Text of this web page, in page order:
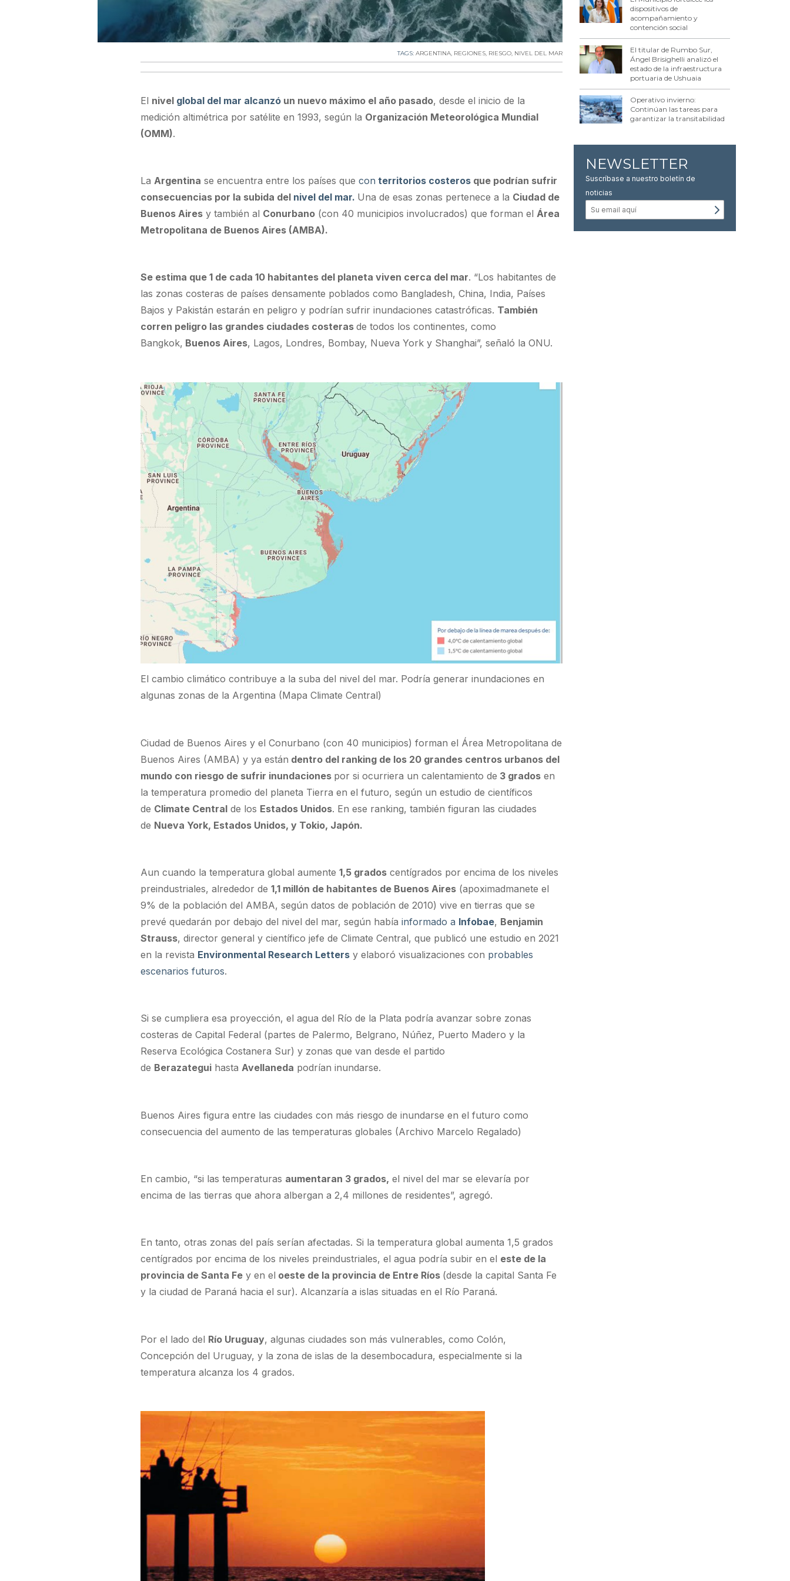
TAGS:ARGENTINA, REGIONES, RIESGO, NIVEL DEL MAR
El nivel global del mar alcanzó un nuevo máximo el año pasado, desde el inicio de la
medición altimétrica por satélite en 1993, según la Organización Meteorológica Mundial
(OMM).
LaArgentina se encuentra entre los países quecon territorios costeros que podrían sufrir
consecuencias por la subida del nivel del mar. Una de esas zonas pertenece a la Ciudad de
Buenos Aires y también al Conurbano (con 40 municipios involucrados) que forman elÁrea
Metropolitana de Buenos Aires (AMBA).
Se estima que 1 de cada 10 habitantes del planeta viven cerca del mar. “Los habitantes de
las zonas costeras de países densamente poblados como Bangladesh, China, India, Países
Bajos y Pakistán estarán en peligro y podrían sufrir inundaciones catastróficas. También
corren peligro las grandes ciudades costerasde todos los continentes, como
Bangkok, Buenos Aires, Lagos, Londres, Bombay, Nueva York y Shanghai”, señaló la ONU.
El cambio climático contribuye a la suba del nivel del mar. Podría generar inundaciones en
algunas zonas de la Argentina (Mapa Climate Central)
Ciudad de Buenos Aires y el Conurbano (con 40 municipios) forman el Área Metropolitana de
Buenos Aires (AMBA) y ya están dentro del ranking de los 20 grandes centros urbanos del
mundo con riesgo de sufrir inundaciones por si ocurriera un calentamiento de 3 grados en
la temperatura promedio del planeta Tierra en el futuro, según un estudio de científicos
de Climate Central de los Estados Unidos. En ese ranking, también figuran las ciudades
de Nueva York, Estados Unidos, y Tokio, Japón.
Aun cuando la temperatura global aumente1,5 grados centígrados por encima de los niveles
preindustriales, alrededor de1,1 millón de habitantes de Buenos Aires (apoximadmanete el
9% de la población del AMBA, según datos de población de 2010) vive en tierras que se
prevé quedarán por debajo del nivel del mar, según habíainformado a Infobae, Benjamin
Strauss, director general y científico jefe de Climate Central, que publicó une estudio en 2021
en la revista Environmental Research Letters y elaboró visualizaciones con probables
escenarios futuros.
Si se cumpliera esa proyección, el agua del Río de la Plata podría avanzar sobre zonas
costeras de Capital Federal (partes de Palermo, Belgrano, Núñez, Puerto Madero y la
Reserva Ecológica Costanera Sur) y zonas que van desde el partido
de Berazategui hastaAvellaneda podrían inundarse.
Buenos Aires figura entre las ciudades con más riesgo de inundarse en el futuro como
consecuencia del aumento de las temperaturas globales (Archivo Marcelo Regalado)
En cambio, “si las temperaturas aumentaran 3 grados, el nivel del mar se elevaría por
encima de las tierras que ahora albergan a 2,4 millones de residentes”, agregó.
En tanto, otras zonas del país serían afectadas. Si la temperatura global aumenta 1,5 grados
centígrados por encima de los niveles preindustriales, el agua podría subir en el este de la
provincia de Santa Fe y en el oeste de la provincia de Entre Ríos (desde la capital Santa Fe
y la ciudad de Paraná hacia el sur). Alcanzaría a islas situadas en el Río Paraná.
Por el lado del Río Uruguay, algunas ciudades son más vulnerables, como Colón,
Concepción del Uruguay, y la zona de islas de la desembocadura, especialmente si la
temperatura alcanza los 4 grados.
dispositivos de
acompañamiento y
contención social
El titular de Rumbo Sur,
Ángel Brisighelli analizó el
estado de la infraestructura
portuaria de Ushuaia
Operativo invierno:
Continúan las tareas para
garantizar la transitabilidad
NEWSLETTER
Suscríbase a nuestro boletín de
noticias